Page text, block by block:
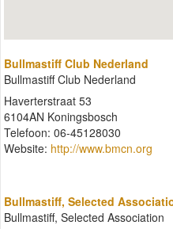
Bullmastiff Club Nederland
Bullmastiff Club Nederland
Haverterstraat 53
6104AN Koningsbosch
Telefoon: 06-45128030
Website: http://www.bmcn.org
Bullmastiff, Selected
Bullmastiff, Selected Association